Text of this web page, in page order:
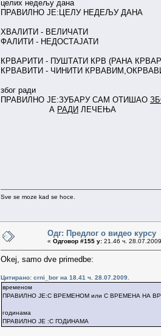
целих недељу дана
ПРАВИЛНО ЈЕ:ЦЕЛУ НЕДЕЉУ ДАНА
ХВАЛИТИ - ВЕЛИЧАТИ
ФАЛИТИ - НЕДОСТАЈАТИ
КРВАРИТИ - ПУШТАТИ КРВ (РАНА
КРВАВИТИ - ЧИНИТИ
због ради
ПРАВИЛНО ЈЕ:ЗУБАРУ САМ ОТИШАО
А РАДИ ЛЕЧЕЊА
Sve se moze kad se hoce.
Одг: Предлог о видео курсу
« Одговор #155 у: 21.46 ч.
Okej, samo dve primedbe:
Цитирано: crni_bor на 18.41 ч. 28.07.2009.
временом
ПРАВИЛНО ЈЕ:С ВРЕМЕНОМ или С ВРЕМЕНА НА
годинама
ПРАВИЛНО ЈЕ :С ГОДИНАМА